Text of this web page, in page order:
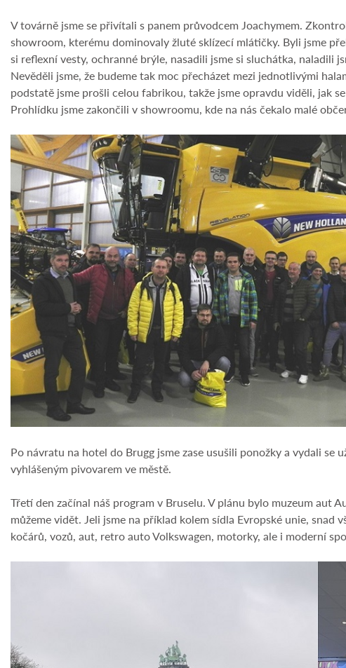
V továrně jsme se přivítali s panem průvodcem Joachymem.
showroom, kterému dominovaly žluté sklízecí mlátičky. Byli jsme
si reflexní vesty, ochranné brýle, nasadili jsme si sluchátka, naladili
Nevěděli jsme, že budeme tak moc přecházet mezi jednotlivými
podstatě jsme prošli celou fabrikou, takže jsme opravdu viděli, jak
Prohlídku jsme zakončili v showroomu, kde na nás čekalo malé
Po návratu na hotel do Brugg jsme zase usušili ponožky a vydali
vyhlášeným pivovarem ve městě.
Třetí den začínal náš program v Bruselu. V plánu bylo muzeum aut
můžeme vidět. Jeli jsme na příklad kolem sídla Evropské unie,
kočárů, vozů, aut, retro auto Volkswagen, motorky, ale i moderní